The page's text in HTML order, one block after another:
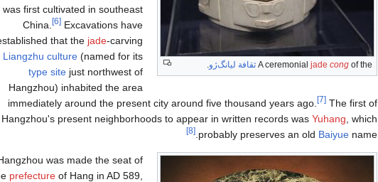
A ceremonial jade cong of the ثقافة ليانگ‌ژو.
was first cultivated in southeast
China.
[6] Excavations have
that the jade-carving
Liangzhu culture (named for its
type site just northwest of
Hangzhou) inhabited the area
immediately around the present city around five thousand years ago.
[7] The first of
Hangzhou's present neighborhoods to appear in written records was Yuhang , which
probably preserves an old Baiyue name.
[8]
was made the seat of
prefecture of Hang inAD 589